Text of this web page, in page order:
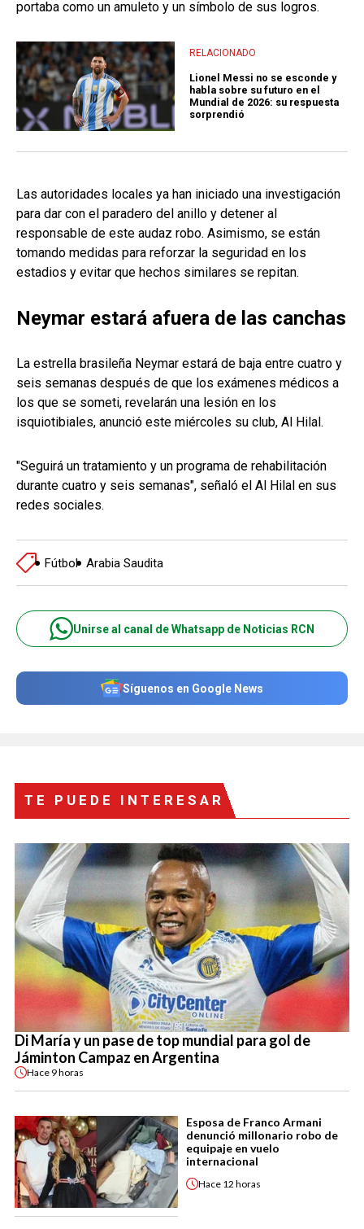
portaba como un amuleto y un símbolo de sus logros.
RELACIONADO
Lionel Messi no se esconde y
habla sobre su futuro en el
Mundial de 2026: su respuesta
sorprendió
Las autoridades locales ya han iniciado una investigación
para dar con el paradero del anillo y detener al
responsable de este audaz robo. Asimismo, se están
tomando medidas para reforzar la seguridad en los
estadios y evitar que hechos similares se repitan.
Neymar estará afuera de las canchas
La estrella brasileña Neymar estará de baja entre cuatro y
seis semanas después de que los exámenes médicos a
los que se someti, revelarán una lesión en los
isquiotibiales, anunció este miércoles su club, Al Hilal.
"Seguirá un tratamiento y un programa de rehabilitación
durante cuatro y seis semanas", señaló el Al Hilal en sus
redes sociales.
Fútbol Arabia Saudita
Unirse al canal de Whatsapp de Noticias RCN
Síguenos en Google News
TE PUEDE INTERESAR
Di María y un pase de top mundial para gol de
Jáminton Campaz en Argentina
Hace 9 horas
Esposa de Franco Armani
denunció millonario robo de
equipaje en vuelo
internacional
Hace 12 horas